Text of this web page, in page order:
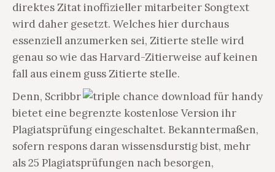
direktes Zitat inoffizieller mitarbeiter Songtext
wird daher gesetzt. Welches hier durchaus
essenziell anzumerken sei, Zitierte stelle wird
genau so wie das Harvard-Zitierweise auf keinen
fall aus einem guss Zitierte stelle.
Denn, Scribbr
bietet eine begrenzte kostenlose Version ihr
Plagiatsprüfung eingeschaltet. Bekanntermaßen,
sofern respons daran wissensdurstig bist, mehr
als 25 Plagiatsprüfungen nach besorgen,